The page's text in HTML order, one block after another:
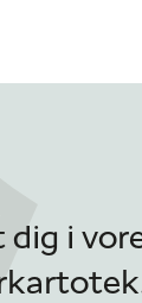
dig i